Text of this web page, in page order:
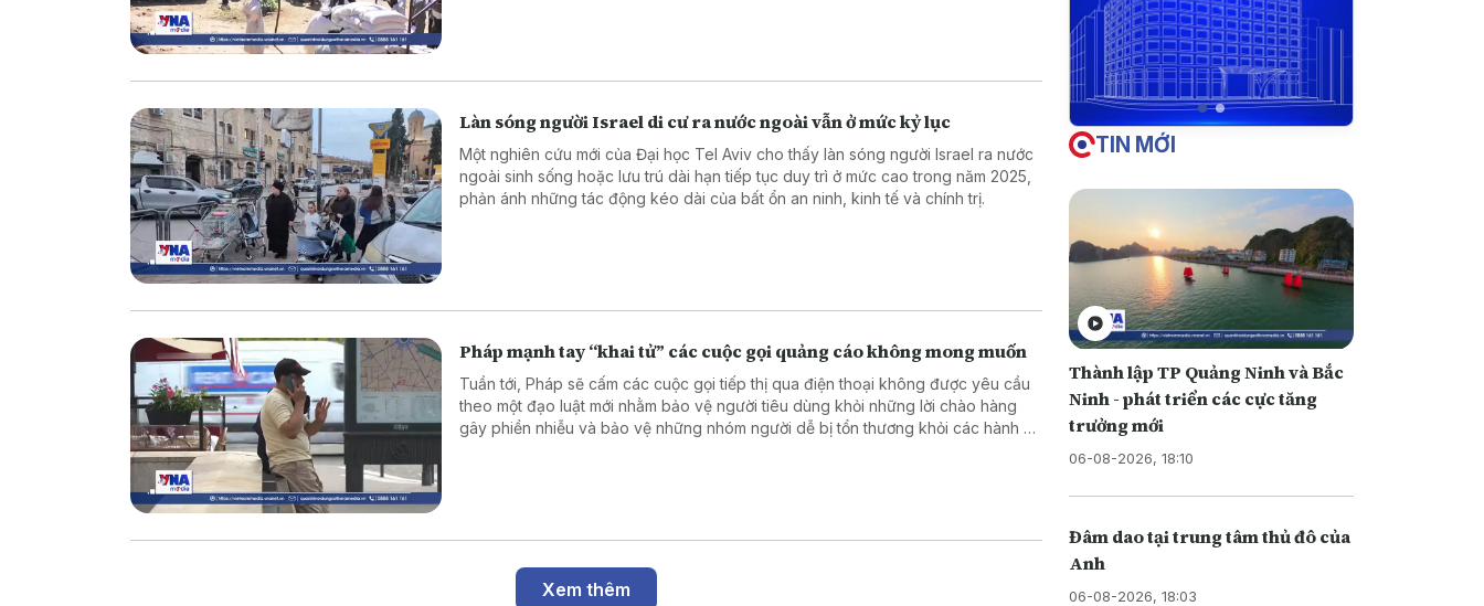
Làn sóng người Israel di cư ra nước ngoài vẫn ở mức kỷ lục
Một nghiên cứu mới của Đại học Tel Aviv cho thấy làn sóng người Israel ra nước
ngoài sinh sống hoặc lưu trú dài hạn tiếp tục duy trì ở mức cao trong năm 2025,
phản ánh những tác động kéo dài của bất ổn an ninh, kinh tế và chính trị.
Pháp mạnh tay “khai tử” các cuộc gọi quảng cáo không mong muốn
Tuần tới, Pháp sẽ cấm các cuộc gọi tiếp thị qua điện thoại không được yêu cầu
theo một đạo luật mới nhằm bảo vệ người tiêu dùng khỏi những lời chào hàng
gây phiền nhiễu và bảo vệ những nhóm người dễ bị tổn thương khỏi các hành vi
Xem thêm
TIN MỚI
Thành lập TP Quảng Ninh và Bắc
Ninh - phát triển các cực tăng
trưởng mới
06-08-2026, 18:10
Đâm dao tại trung tâm thủ đô của
Anh
06-08-2026, 18:03